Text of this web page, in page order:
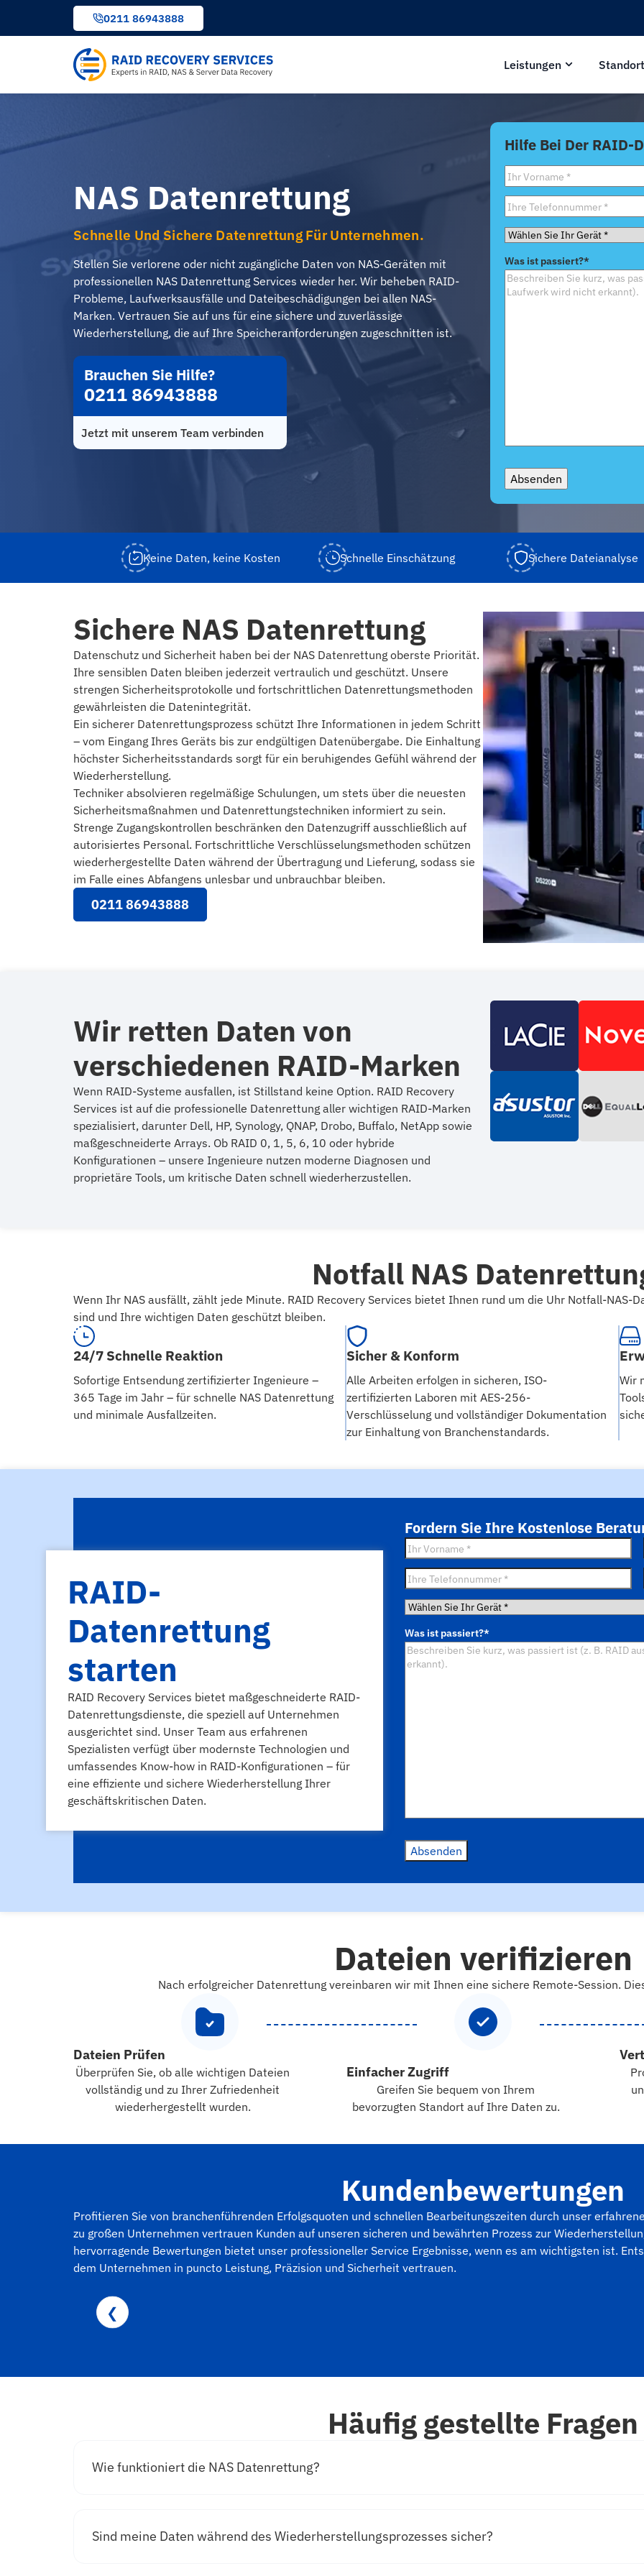
0211 86943888
Leistungen
NAS Datenrettung
Schnelle Und Sichere Datenrettung Für Unternehmen.
Stellen Sie verlorene oder nicht zugängliche Daten von NAS-Geräten mit
professionellen NAS Datenrettung Services wieder her. Wir beheben RAID-
Probleme, Laufwerksausfälle und Dateibeschädigungen bei allen NAS-
Marken. Vertrauen Sie auf uns für eine sichere und zuverlässige
Wiederherstellung, die auf Ihre Speicheranforderungen zugeschnitten ist.
Brauchen Sie Hilfe?
0211 86943888
Jetzt mit unserem Team verbinden
Hilfe Bei Der RAID-
Vorname*
Telefon*
Wählen
Ihr
Gerät*
Was ist passiert?*
Absenden
Keine Daten, keine Kosten Schnelle Einschätzung Sichere Dateianalyse
Sichere NAS Datenrettung
Datenschutz und Sicherheit haben bei der NAS Datenrettung oberste Priorität.
Ihre sensiblen Daten bleiben jederzeit vertraulich und geschützt. Unsere
strengen Sicherheitsprotokolle und fortschrittlichen Datenrettungsmethoden
gewährleisten die Datenintegrität.
Ein sicherer Datenrettungsprozess schützt Ihre Informationen in jedem Schritt
– vom Eingang Ihres Geräts bis zur endgültigen Datenübergabe. Die Einhaltung
höchster Sicherheitsstandards sorgt für ein beruhigendes Gefühl während der
Wiederherstellung.
Techniker absolvieren regelmäßige Schulungen, um stets über die neuesten
Sicherheitsmaßnahmen und Datenrettungstechniken informiert zu sein.
Strenge Zugangskontrollen beschränken den Datenzugriff ausschließlich auf
autorisiertes Personal. Fortschrittliche Verschlüsselungsmethoden schützen
wiederhergestellte Daten während der Übertragung und Lieferung, sodass sie
im Falle eines Abfangens unlesbar und unbrauchbar bleiben.
0211 86943888
Wir retten Daten von
verschiedenen RAID-Marken
Wenn RAID-Systeme ausfallen, ist Stillstand keine Option. RAID Recovery
Services ist auf die professionelle Datenrettung aller wichtigen RAID-Marken
spezialisiert, darunter Dell, HP, Synology, QNAP, Drobo, Buffalo, NetApp sowie
maßgeschneiderte Arrays. Ob RAID 0, 1, 5, 6, 10 oder hybride
Konfigurationen – unsere Ingenieure nutzen moderne Diagnosen und
proprietäre Tools, um kritische Daten schnell wiederherzustellen.
Notfall NAS
Wenn Ihr NAS ausfällt, zählt jede Minute. RAID Recovery Services bietet Ihnen rund um die Uhr Notfall-NAS-
sind und Ihre wichtigen Daten geschützt bleiben.
24/7 Schnelle Reaktion
Sofortige Entsendung zertifizierter Ingenieure –
365 Tage im Jahr – für schnelle NAS Datenrettung
und minimale Ausfallzeiten.
Sicher & Konform
Alle Arbeiten erfolgen in sicheren, ISO-
zertifizierten Laboren mit AES-256-
Verschlüsselung und vollständiger Dokumentation
zur Einhaltung von Branchenstandards.
Wir
RAID-
Datenrettung
starten
RAID Recovery Services bietet maßgeschneiderte RAID-
Datenrettungsdienste, die speziell auf Unternehmen
ausgerichtet sind. Unser Team aus erfahrenen
Spezialisten verfügt über modernste Technologien und
umfassendes Know-how in RAID-Konfigurationen – für
eine effiziente und sichere Wiederherstellung Ihrer
geschäftskritischen Daten.
Fordern Sie Ihre Kostenlose
Vorname*
Telefon*
Wählen
Ihr
Gerät*
Was ist passiert?*
Absenden
Dateien verifizieren
Nach erfolgreicher Datenrettung vereinbaren wir mit Ihnen eine sichere Remote-Session.
Dateien Prüfen
Überprüfen Sie, ob alle wichtigen Dateien
vollständig und zu Ihrer Zufriedenheit
wiederhergestellt wurden.
Einfacher Zugriff
Greifen Sie bequem von Ihrem
bevorzugten Standort auf Ihre Daten zu.
Kundenbewertungen
Profitieren Sie von branchenführenden Erfolgsquoten und schnellen Bearbeitungszeiten durch unser
zu großen Unternehmen vertrauen Kunden auf unseren sicheren und bewährten Prozess zur
hervorragende Bewertungen bietet unser professioneller Service Ergebnisse, wenn es am wichtigsten ist.
dem Unternehmen in puncto Leistung, Präzision und Sicherheit vertrauen.
❮
Häufig gestellte Fragen
Wie funktioniert die NAS Datenrettung?
Sind meine Daten während des Wiederherstellungsprozesses sicher?